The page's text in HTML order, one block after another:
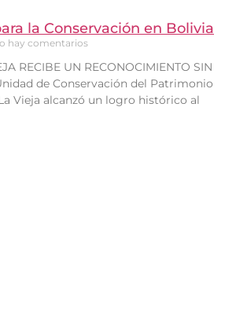
la Conservación en Bolivia
hay comentarios
RECIBE UN RECONOCIMIENTO SIN
de Conservación del Patrimonio
Vieja alcanzó un logro histórico al